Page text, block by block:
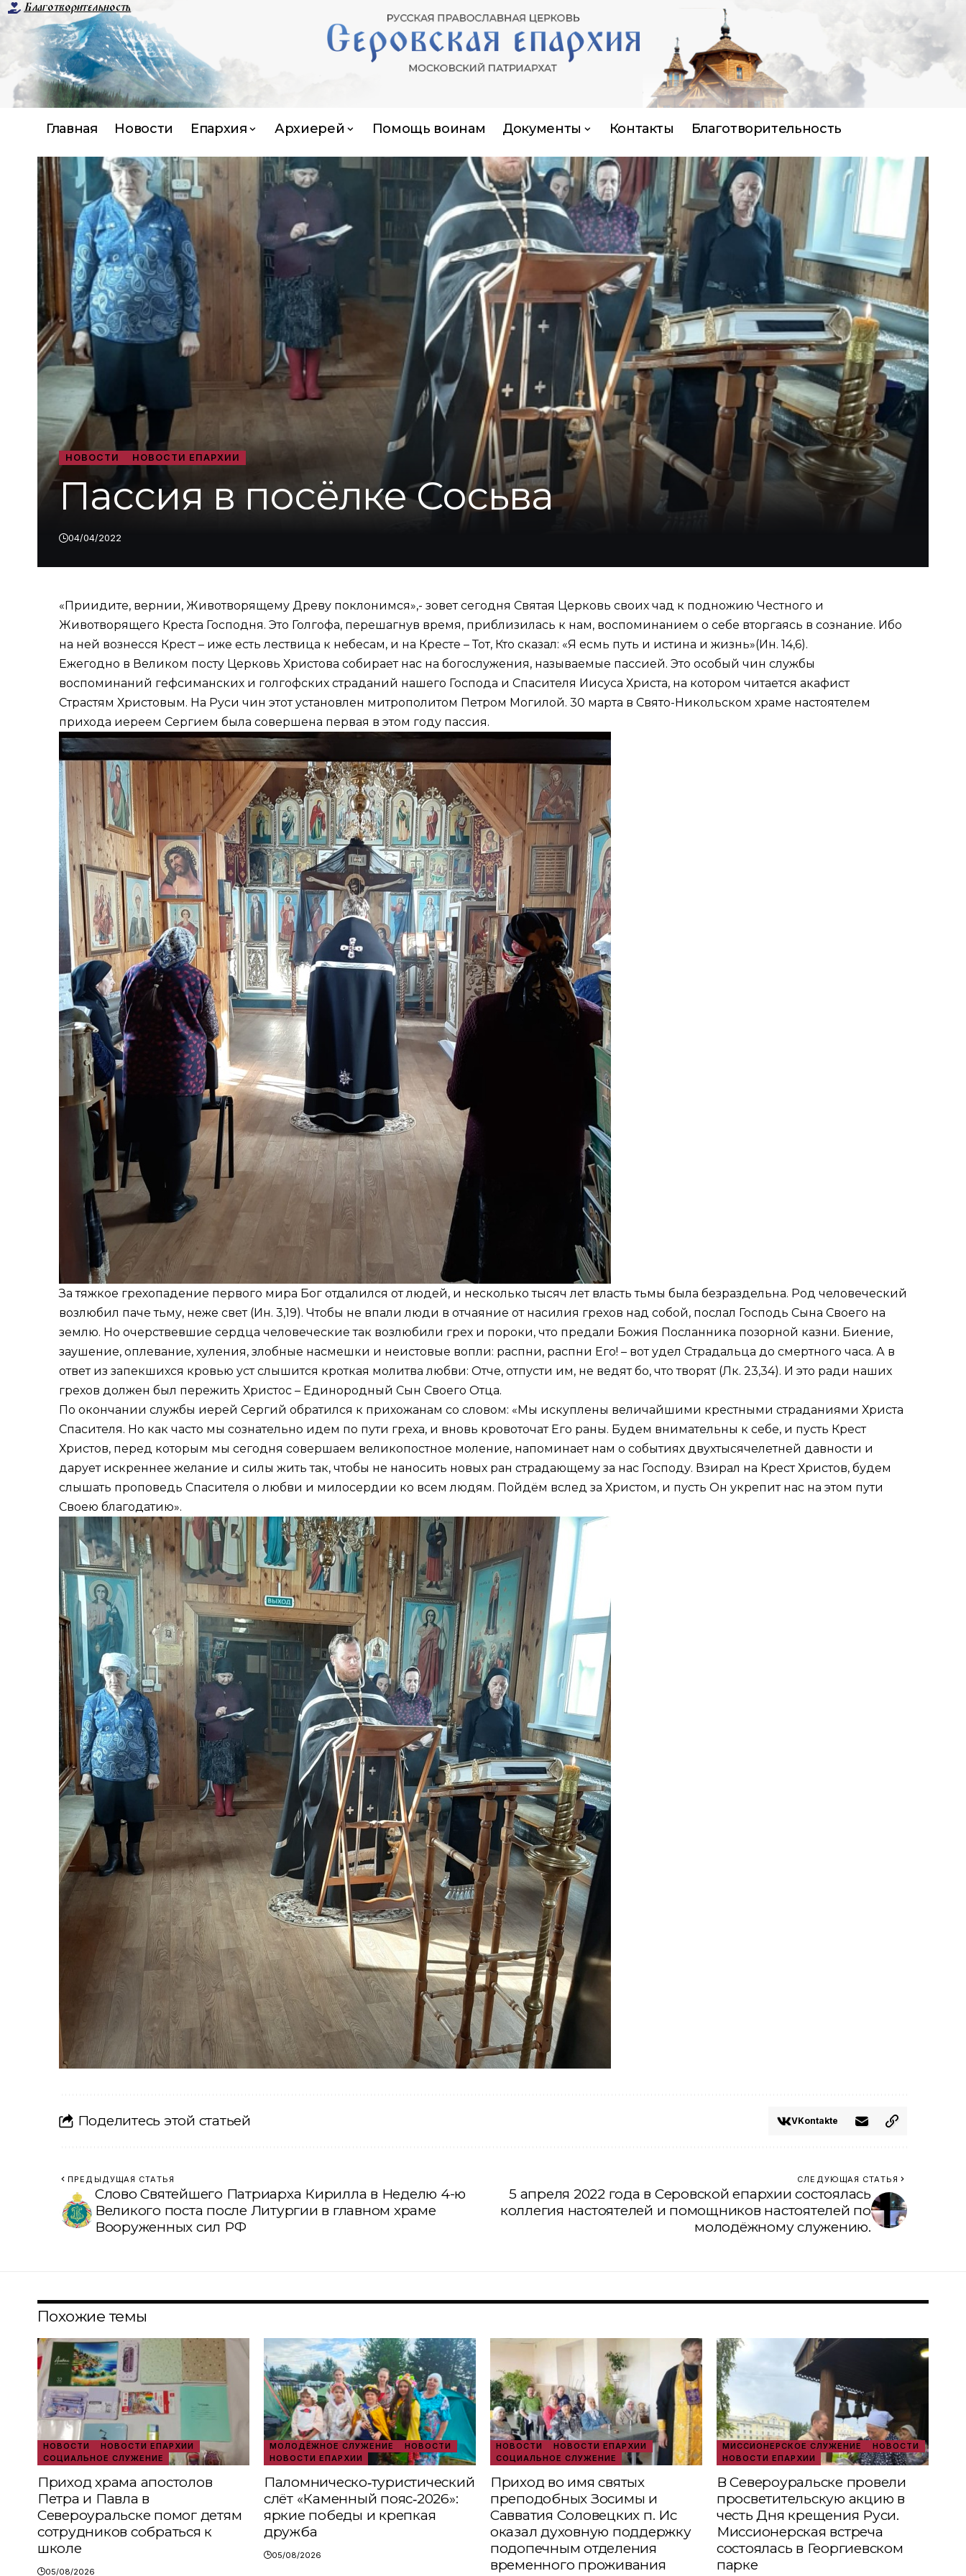
Благотворительность
Главная Новости Епархия Архиерей Помощь воинам Документы Контакты Благотворительность
НОВОСТИ НОВОСТИ ЕПАРХИИ
Пассия в посёлке Сосьва
04/04/2022
«Приидите, вернии, Животворящему Древу поклонимся»,- зовет сегодня Святая Церковь своих чад к подножию Честного и
Животворящего Креста Господня. Это Голгофа, перешагнув время, приблизилась к нам, воспоминанием о себе вторгаясь в сознание. Ибо
на ней вознесся Крест – иже есть лествица к небесам, и на Кресте – Тот, Кто сказал: «Я есмь путь и истина и жизнь»(Ин. 14,6).
Ежегодно в Великом посту Церковь Христова собирает нас на богослужения, называемые пассией. Это особый чин службы
воспоминаний гефсиманских и голгофских страданий нашего Господа и Спасителя Иисуса Христа, на котором читается акафист
Страстям Христовым. На Руси чин этот установлен митрополитом Петром Могилой. 30 марта в Свято-Никольском храме настоятелем
прихода иереем Сергием была совершена первая в этом году пассия.
За тяжкое грехопадение первого мира Бог отдалился от людей, и несколько тысяч лет власть тьмы была безраздельна. Род человеческий
возлюбил паче тьму, неже свет (Ин. 3,19). Чтобы не впали люди в отчаяние от насилия грехов над собой, послал Господь Сына Своего на
землю. Но очерствевшие сердца человеческие так возлюбили грех и пороки, что предали Божия Посланника позорной казни. Биение,
заушение, оплевание, хуления, злобные насмешки и неистовые вопли: распни, распни Его! – вот удел Страдальца до смертного часа. А в
ответ из запекшихся кровью уст слышится кроткая молитва любви: Отче, отпусти им, не ведят бо, что творят (Лк. 23,34). И это ради наших
грехов должен был пережить Христос – Единородный Сын Своего Отца.
По окончании службы иерей Сергий обратился к прихожанам со словом: «Мы искуплены величайшими крестными страданиями Христа
Спасителя. Но как часто мы сознательно идем по пути греха, и вновь кровоточат Его раны. Будем внимательны к себе, и пусть Крест
Христов, перед которым мы сегодня совершаем великопостное моление, напоминает нам о событиях двухтысячелетней давности и
дарует искреннее желание и силы жить так, чтобы не наносить новых ран страдающему за нас Господу. Взирал на Крест Христов, будем
слышать проповедь Спасителя о любви и милосердии ко всем людям. Пойдём вслед за Христом, и пусть Он укрепит нас на этом пути
Своею благодатию».
Поделитесь этой статьей VKontakte
ПРЕДЫДУЩАЯ СТАТЬЯ
Слово Святейшего Патриарха Кирилла в Неделю 4-ю
Великого поста после Литургии в главном храме
Вооруженных сил РФ
СЛЕДУЮЩАЯ СТАТЬЯ
5 апреля 2022 года в Серовской епархии состоялась
коллегия настоятелей и помощников настоятелей по
молодёжному служению.
Похожие темы
НОВОСТИ
НОВОСТИ ЕПАРХИИ
СОЦИАЛЬНОЕ СЛУЖЕНИЕ
Приход храма апостолов
Петра и Павла в
Североуральске помог детям
сотрудников собраться к
школе
05/08/2026
МОЛОДЁЖНОЕ СЛУЖЕНИЕ
НОВОСТИ
НОВОСТИ ЕПАРХИИ
Паломническо‑туристический
слёт «Каменный пояс‑2026»:
яркие победы и крепкая
дружба
05/08/2026
НОВОСТИ
НОВОСТИ ЕПАРХИИ
СОЦИАЛЬНОЕ СЛУЖЕНИЕ
Приход во имя святых
преподобных Зосимы и
Савватия Соловецких п. Ис
оказал духовную поддержку
подопечным отделения
временного проживания
МИССИОНЕРСКОЕ СЛУЖЕНИЕ
НОВОСТИ
НОВОСТИ ЕПАРХИИ
В Североуральске провели
просветительскую акцию в
честь Дня крещения Руси.
Миссионерская встреча
состоялась в Георгиевском
парке